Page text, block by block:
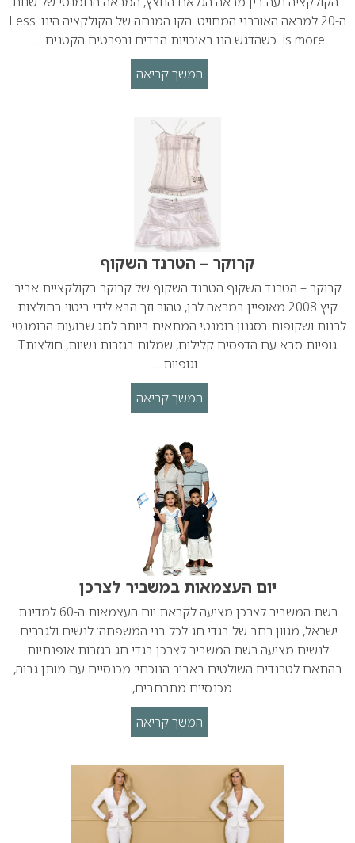
ה-20 למראה האורבני המחויט. הקו המנחה של הקולקציה הינו: Less
is more כשהדגש הנו באיכויות הבדים ובפרטים הקטנים. …
המשך קריאה
קרוקר – הטרנד השקוף
קרוקר – הטרנד השקוף הטרנד השקוף של קרוקר בקולקציית אביב
קיץ 2008 מאופיין במראה לבן, טהור וזך הבא לידי ביטוי בחולצות
לבנות ושקופות בסגנון רומנטי המתאים ביותר לחג שבועות הרומנטי.
גופיות סבא עם הדפסים קלילים, שמלות בגזרות נשיות, חולצותT
וגופיות…
המשך קריאה
יום העצמאות במשביר לצרכן
רשת המשביר לצרכן מציעה לקראת יום העצמאות ה-60 למדינת
ישראל, מגוון רחב של בגדי חג לכל בני המשפחה: לנשים ולגברים.
לנשים מציעה רשת המשביר לצרכן בגדי חג בגזרות אופנתיות
בהתאם לטרנדים השולטים באביב הנוכחי: מכנסיים עם מותן גבוה,
מכנסיים מתרחבים,…
המשך קריאה